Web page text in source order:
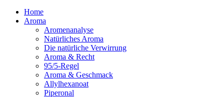
Home
Aroma
Aromenanalyse
Natürliches Aroma
Die natürliche Verwirrung
Aroma & Recht
95/5-Regel
Aroma & Geschmack
Allylhexanoat
Piperonal